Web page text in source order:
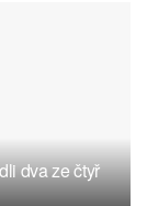
dva ze čtyř